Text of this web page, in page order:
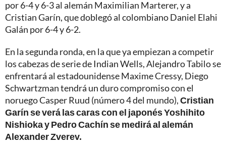
por 6-4 y 6-3 al alemán Maximilian Marterer, y a
Cristian Garín, que doblegó al colombiano Daniel Elahi
Galán por 6-4 y 6-2.
En la segunda ronda, en la que ya empiezan a competir
los cabezas de serie de Indian Wells, Alejandro Tabilo se
enfrentará al estadounidense Maxime Cressy, Diego
Schwartzman tendrá un duro compromiso con el
noruego Casper Ruud (número 4 del mundo),Cristian
Garín se verá las caras con el japonés Yoshihito
Nishioka y Pedro Cachín se medirá al alemán
Alexander Zverev.